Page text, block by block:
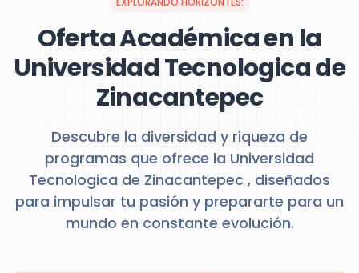
Oferta Académica en la
Universidad Tecnologica de
Zinacantepec
Descubre la diversidad y riqueza de
programas que ofrece la Universidad
Tecnologica de Zinacantepec , diseñados
para impulsar tu pasión y prepararte para un
mundo en constante evolución.